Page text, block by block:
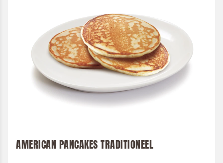
AMERICAN PANCAKES TRADITIONEEL